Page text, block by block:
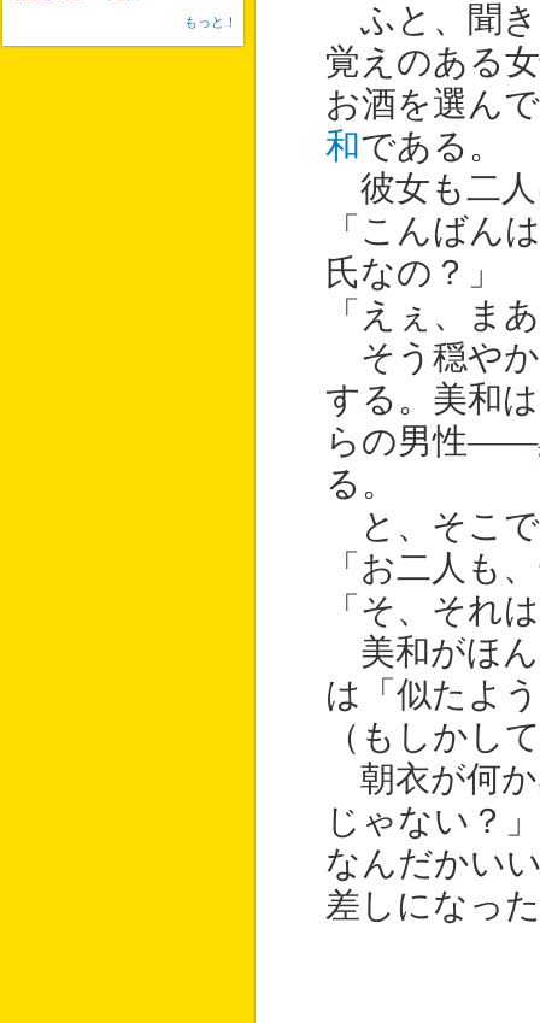
ふと、聞き
覚えのある
お酒を選ん
和である。
彼女も二人
「こんばん
氏なの？」
「えぇ、ま
そう穏やか
する。美和
らの男性――
る。
と、そこで
「お二人も
「そ、そ
美和がほん
は「似たよ
（もしかし
朝衣が何か
じゃない？
なんだかい
差しになっ
もっと！